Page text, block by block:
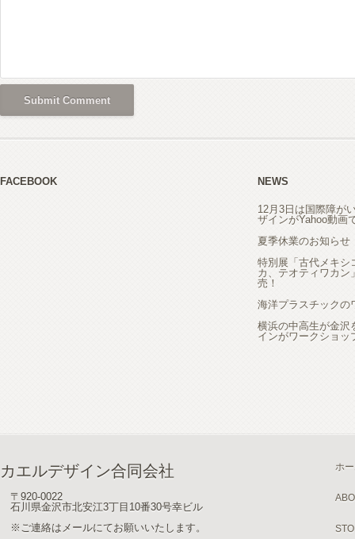
FACEBOOK NEWS
12月3日は国際障が
ザインがYahoo動画
夏季休業のお知らせ
特別展「古代メキ
カ、テオティワカン
売！
海洋プラスチックの
横浜の中高生が金沢
インがワークショッ
カエルデザイン合同会社
〒920-0022
石川県金沢市北安江3丁目10番30号幸ビル
※ご連絡はメールにてお願いいたします。
ホ